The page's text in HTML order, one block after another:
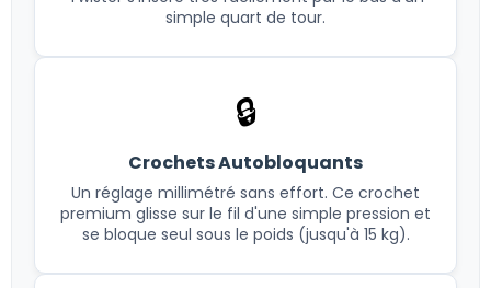
simple quart de tour.
🔒
Crochets Autobloquants
Un réglage millimétré sans effort. Ce crochet
premium glisse sur le fil d'une simple pression et
se bloque seul sous le poids (jusqu'à 15 kg).